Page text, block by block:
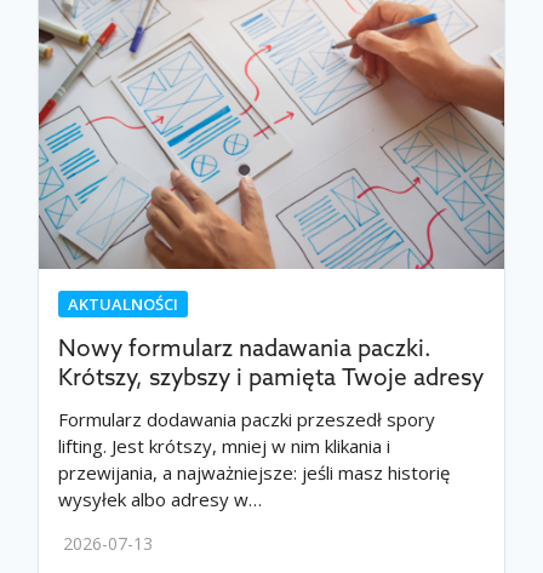
AKTUALNOŚCI
Nowy formularz nadawania paczki.
Krótszy, szybszy i pamięta Twoje adresy
Formularz dodawania paczki przeszedł spory
lifting. Jest krótszy, mniej w nim klikania i
przewijania, a najważniejsze: jeśli masz historię
wysyłek albo adresy w…
2026-07-13